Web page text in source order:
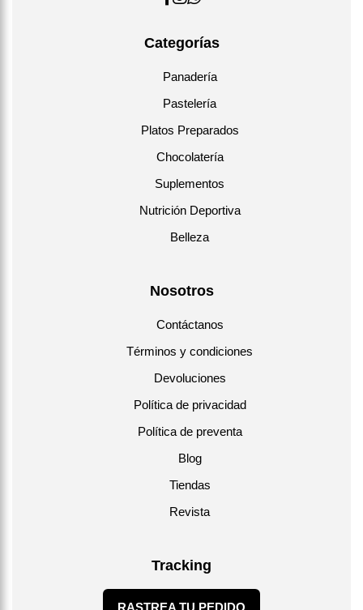
Categorías
Panadería
Pastelería
Platos Preparados
Chocolatería
Suplementos
Nutrición Deportiva
Belleza
Nosotros
Contáctanos
Términos y condiciones
Devoluciones
Política de privacidad
Política de preventa
Blog
Tiendas
Revista
Tracking